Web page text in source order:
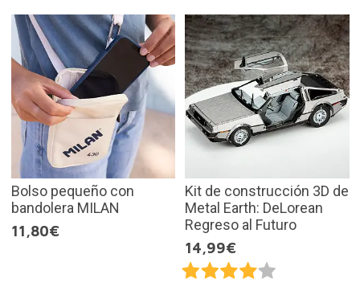
Bolso pequeño con
bandolera MILAN
11,80€
Kit de construcción 3D de
Metal Earth: DeLorean
Regreso al Futuro
14,99€